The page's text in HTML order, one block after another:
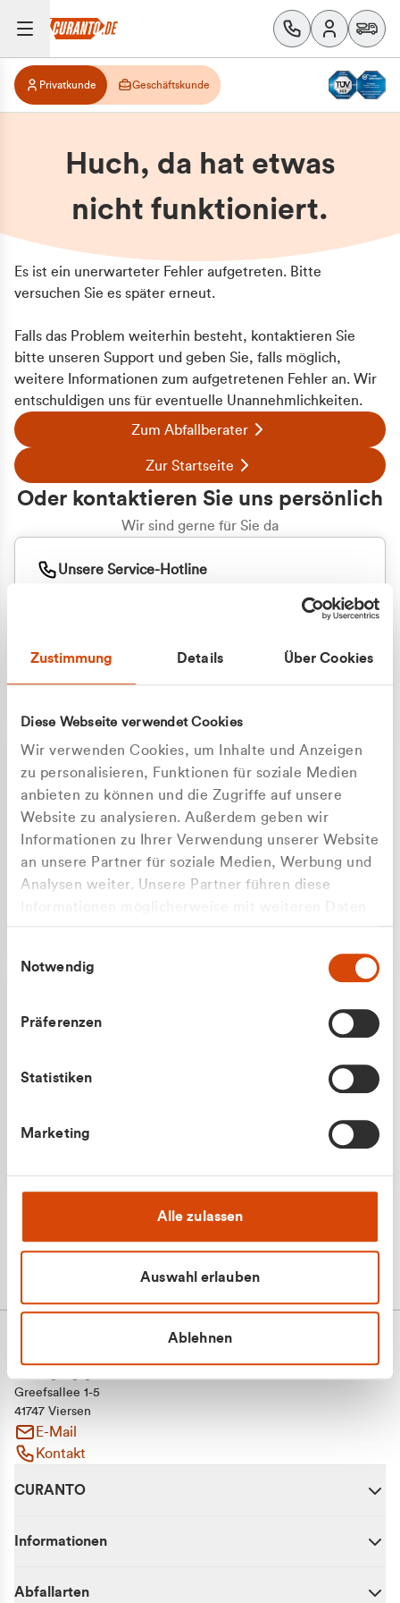
Zustimmung Details Über Cookies
Diese Webseite verwendet Cookies
Wir verwenden Cookies, um Inhalte und Anzeigen
zu personalisieren, Funktionen für soziale Medien
anbieten zu können und die Zugriffe auf unsere
Website zu analysieren. Außerdem geben wir
Informationen zu Ihrer Verwendung unserer Website
an unsere Partner für soziale Medien, Werbung und
Analysen weiter. Unsere Partner führen diese
gesammelt haben.
Notwendig
Präferenzen
Statistiken
Marketing
Alle zulassen
Auswahl erlauben
Ablehnen
Privatkunde Geschäftskunde
Huch, da hat etwas
nicht funktioniert.
Es ist ein unerwarteter Fehler aufgetreten. Bitte
versuchen Sie es später erneut.
Falls das Problem weiterhin besteht, kontaktieren Sie
bitte unseren Support und geben Sie, falls möglich,
weitere Informationen zum aufgetretenen Fehler an. Wir
entschuldigen uns für eventuelle Unannehmlichkeiten.
Zum Abfallberater
Zur Startseite
Oder kontaktieren Sie uns persönlich
Wir sind gerne für Sie da
Unsere Service-Hotline
+49 177 8376058
Apilash Balanesan
Greefsallee 1-5
41747 Viersen
E-Mail
Kontakt
CURANTO
Informationen
Abfallarten